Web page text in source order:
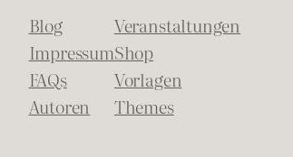
Blog
Impressum
FAQs
Autoren
Veranstaltungen
Shop
Vorlagen
Themes